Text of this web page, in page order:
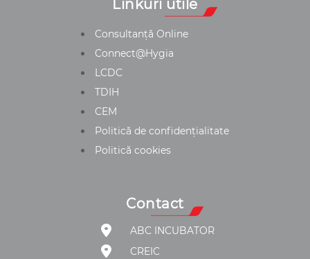
Linkuri utile
Consultanță Online
Connect@Hygia
LCDC
TDIH
CEM
Politică de confidențialitate
Politică cookies
Contact
ABC INCUBATOR
CREIC